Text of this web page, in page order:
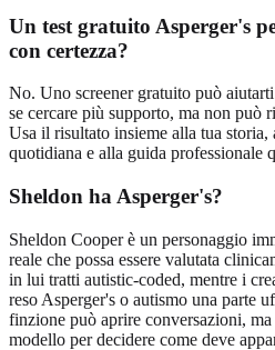
Un test gratuito Asperger's
con certezza?
No. Uno screener gratuito può
se cercare più supporto, ma non può
Usa il risultato insieme alla tua
quotidiana e alla guida professionale
Sheldon ha Asperger's?
Sheldon Cooper è un personaggio
reale che possa essere valutata
in lui tratti autistic-coded, mentre i
reso Asperger's o autismo una parte
finzione può aprire conversazioni,
modello per decidere come deve